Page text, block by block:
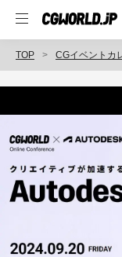
TOP CGイベントカ